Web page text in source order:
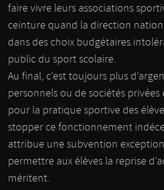
faire vivre leurs associations
ceinture quand la direction
dans des choix budgétaires
public du sport scolaire.
Au final, c’est toujours plus
personnels ou de sociétés privées
pour la pratique sportive des
stopper ce fonctionnement
attribue une subvention
permettre aux élèves la reprise
méritent.